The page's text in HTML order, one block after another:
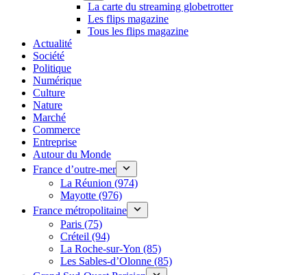
La carte du streaming globetrotter
Les flips magazine
Tous les flips magazine
Actualité
Société
Politique
Numérique
Culture
Nature
Marché
Commerce
Entreprise
Autour du Monde
France d’outre-mer
La Réunion (974)
Mayotte (976)
France métropolitaine
Paris (75)
Créteil (94)
La Roche-sur-Yon (85)
Les Sables-d’Olonne (85)